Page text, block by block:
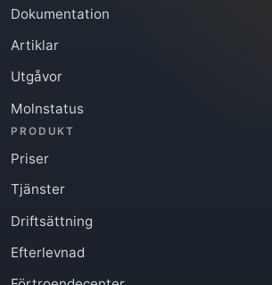
Dokumentation
Artiklar
Utgåvor
Molnstatus
PRODUKT
Priser
Tjänster
Driftsättning
Efterlevnad